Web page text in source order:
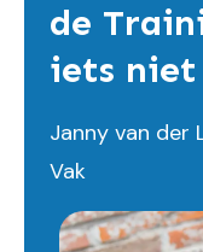
de
iets niet
Janny van der
Vak